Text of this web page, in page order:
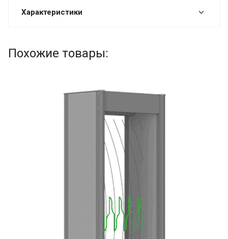
Характеристики
Похожие товары: